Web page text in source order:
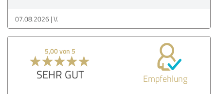
07.08.2026 V.
5,00 von 5
SEHR GUT Empfehlung